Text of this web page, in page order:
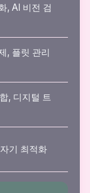
, AI 비전 검
, 플릿 관리
, 디지털 트
기 최적화